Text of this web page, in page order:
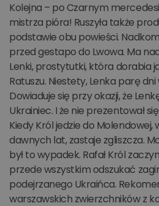
Kolejna – po Czarnym
mistrza pióra! Ruszyła także
podstawie obu powieści.
przed gestapo do Lwowa. Ma
Lenki, prostytutki, która dorabia
Ratuszu. Niestety, Lenka parę dni
Dowiaduje się przy okazji, że
Ukrainiec. I że nie prezentował
Kiedy Król jedzie do Molendowej,
dawnych lat, zastaje zgliszcza.
był to wypadek. Rafał Król
przede wszystkim odszukać
podejrzanego Ukraińca.
warszawskich zwierzchników z